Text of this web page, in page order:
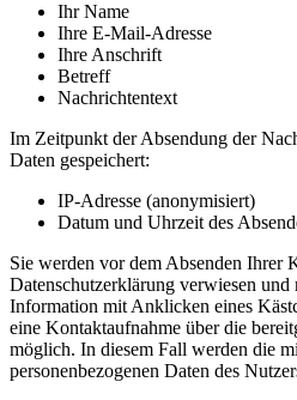
Ihr Name
Ihre E-Mail-Adresse
Ihre Anschrift
Betreff
Nachrichtentext
Im Zeitpunkt der Absendung der
Daten gespeichert:
IP-Adresse (anonymisiert)
Datum und Uhrzeit des
Sie werden vor dem Absenden Ihrer
Datenschutzerklärung verwiesen und
Information mit Anklicken eines
eine Kontaktaufnahme über die
möglich. In diesem Fall werden die
personenbezogenen Daten des